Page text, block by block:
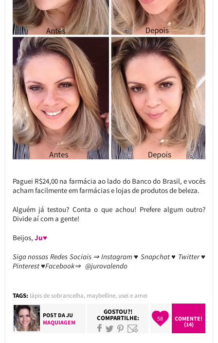
Paguei R$24,00 na farmácia ao lado do Banco do Brasil, e vocês
acham facilmente em farmácias e lojas de produtos de beleza.
Alguém já testou? Conta o que achou! Prefere algum outro?
Divide aí com a gente!
Beijos, Ju♥
Siga nossas Redes Sociais ⇒ Instagram ♥ Snapchat ♥ Twitter ♥
Pinterest ♥Facebook⇒ @jurovalendo
TAGS: lápis de sobrancelha, maybelline, usei e amei
POST DAJU
MAQUIAGEM
GOSTOU?!
COMPARTILHE: 58
COMENTE!
(14)